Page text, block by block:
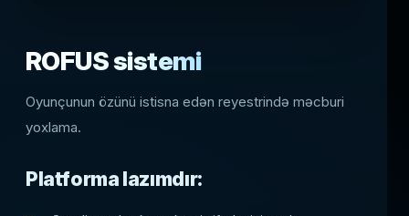
ROFUS sistemi
Oyunçunun özünü istisna edən reyestrində məcburi
yoxlama.
Platforma lazımdır: